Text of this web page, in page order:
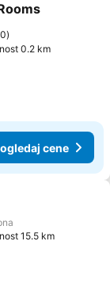
0.2 km
cene
15.5 km